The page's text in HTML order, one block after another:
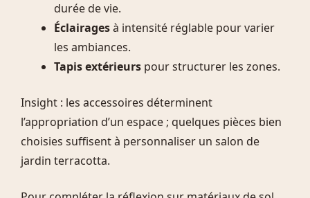
durée de vie.
Éclairagesà intensité réglable pour varier
les ambiances.
Tapis extérieurs pour structurer les zones.
Insight : les accessoires déterminent
l’appropriation d’un espace ; quelques pièces bien
choisies suffisent à personnaliser un salon de
jardin terracotta.